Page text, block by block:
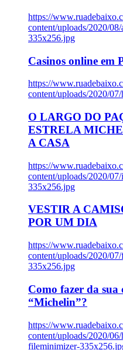
https://
content/uploads/2020/
335x256.jpg
Casinos online em
https://
content/uploads/2020/
O LARGO DO
ESTRELA
A CASA
https://
content/uploads/2020/
335x256.jpg
VESTIR A
POR UM DIA
https://
content/uploads/2020/
335x256.jpg
Como fazer da
“Michelin”?
https://
content/uploads/2020/
fileminimizer-